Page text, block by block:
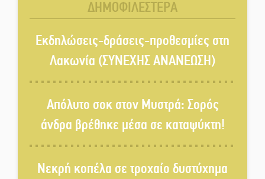
Τα Λαγκάδια κρατούν ζωντανή
την τέχνη της πέτρας
Στους ρυθμούς της Ελεωνόρας
Ζουγανέλη το Σαϊνοπούλειο
του Λαχίου
ΔΗΜΟΦΙΛΕΣΤΕΡΑ
Εκδηλώσεις-δράσεις-προθεσμίες στη
Λακωνία (ΣΥΝΕΧΗΣ ΑΝΑΝΕΩΣΗ)
Απόλυτο σοκ στον Μυστρά: Σορός
άνδρα βρέθηκε μέσα σε καταψύκτη!
Νεκρή κοπέλα σε τροχαίο δυστύχημα